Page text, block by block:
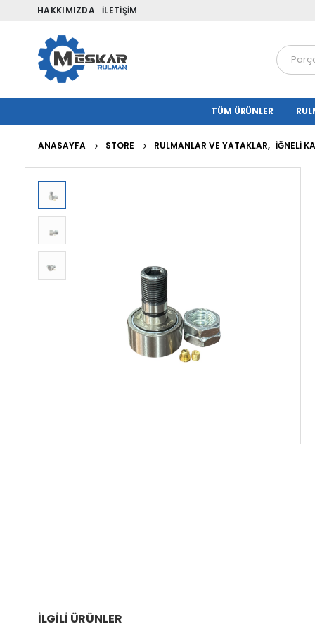
HAKKIMIZDA İLETIŞIM
TÜM ÜRÜNLER
ANASAYFA STORE RULMANLAR VE YATAKLAR, İĞNELI
İLGILI ÜRÜNLER